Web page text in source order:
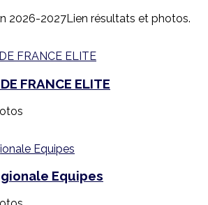
2026-2027Lien résultats et photos.
FRANCE ELITE
Equipes